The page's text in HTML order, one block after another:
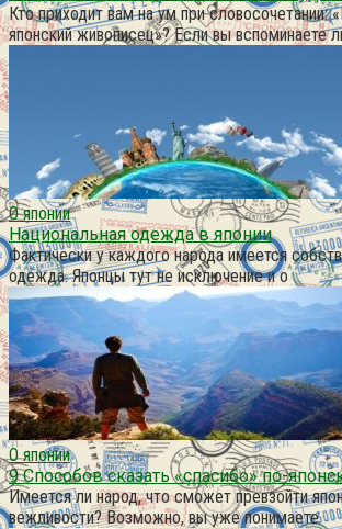
Кто приходит вам на ум при словосочетании:
японский живописец»? Если вы вспоминаете
О японии
Национальная одежда в японии
Фактически у каждого народа имеется
одежда. Японцы тут не исключение и о
О японии
9 Способов сказать «спасибо» по-
Имеется ли народ, что сможет превзойти
вежливости? Возможно, вы уже понимаете